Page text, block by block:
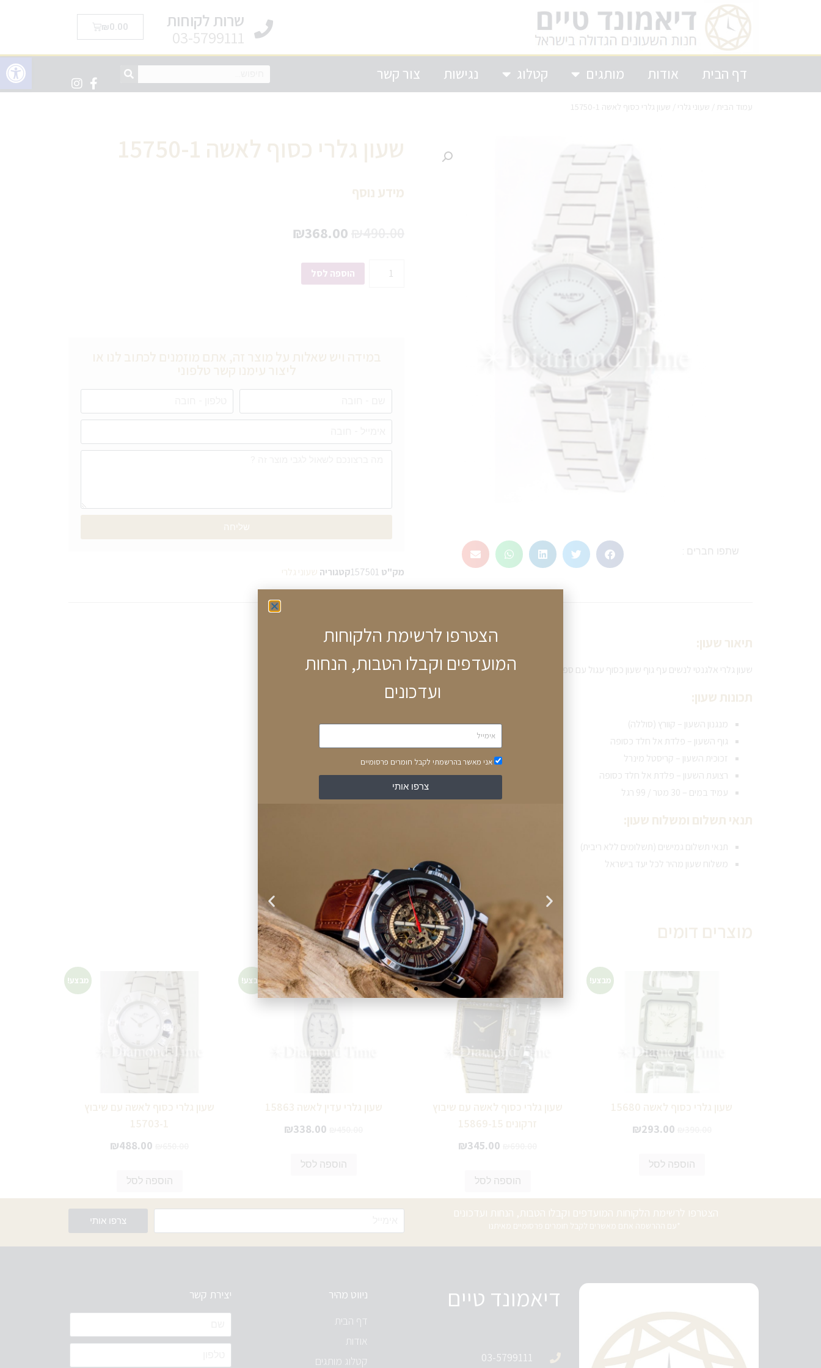
פתח
שרות לקוחות
03-5799111
₪0.00
דף הבית אודות מותגים קטלוג נגישות צור קשר
עמוד הבית שעוני גלרי / שעון גלרי כסוף לאשה 15750-1
שתפו חברים :
שעון גלרי כסוף לאשה 15750-1
מידע נוסף
₪368.00
הוספה לסל
שליחה
מק"ט 157501קטגוריה שעוני גלרי
תיאור שעון:
שעון גלרי אלגנטי לנשים עף גוף שעון כסוף עגול עם ספרות רומיות
תכונות שעון:
מנגנון השעון – קוורץ (סוללה)
גוף השעון – פלדת אל חלד כסופה
זכוכית השעון – קריסטל מינרל
רצועת השעון – פלדת אל חלד כסופה
עמיד במים – 30 מטר / 99 רגל
תנאי תשלום ומשלוח שעון:
תנאי תשלום גמישים (תשלומים ללא ריבית)
משלוח שעון מהיר לכל יעד בישראל
מוצרים דומים
מבצע!
שעון גלרי כסוף לאשה 15680
₪293.00
הוספה לסל
מבצע!
שעון גלרי כסוף לאשה עם שיבוץ
זרקונים 15869-15
₪345.00
הוספה לסל
מבצע!
שעון גלרי עדין לאשה 15863
₪338.00
הוספה לסל
מבצע!
שעון גלרי כסוף לאשה עם שיבוץ
15703-1
₪488.00
הוספה לסל
הצטרפו לרשימת הלקוחות המועדפים וקבלו הטבות, הנחות ועדכונים
*עם ההרשמה אתם מאשרים לקבל חומרים פרסומיים מאיתנו צרפו אותי
דיאמונד טיים
03-5799111
ניווט מהיר
דף הבית
אודות
קטלוג מותגים
יצירת קשר
הצטרפו לרשימת הלקוחות
המועדפים וקבלו הטבות, הנחות
ועדכונים
אני מאשר בהרשמתי לקבל חומרים פרסומיים
צרפו אותי